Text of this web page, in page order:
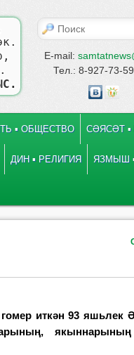
E-mail:
Тел.: 8-927-73-
▪ ОБЩЕСТВО СӘЯСӘТ
ДИН ▪ РЕЛИГИЯ ЯЗМЫШ
иткән 93 яшьлек
якыннарының